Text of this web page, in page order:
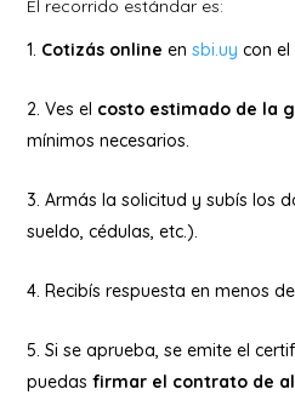
El recorrido estándar es:
Cotizás online ensbi.uy con el
Ves el costo estimado de la
mínimos necesarios.
Armás la solicitud y subís los
sueldo, cédulas, etc.).
Recibís respuesta en menos
Si se aprueba, se emite el
puedasfirmar el contrato de